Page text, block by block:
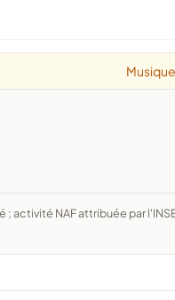
Musique